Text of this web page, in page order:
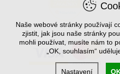
Naše webové stránky používají
zjistit, jak jsou naše stránky
mohli používat, musíte nám to
„OK, souhlasím“
Nastavení